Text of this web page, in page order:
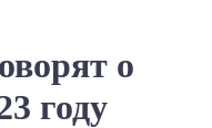
о
году